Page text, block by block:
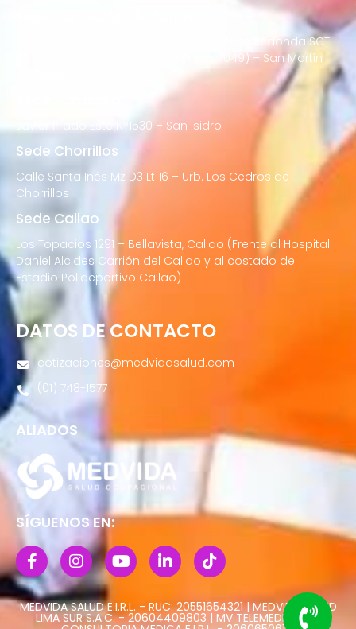
Av. Francisco Bolognesi Nro. 101 Urb. Mesa Redonda SCT
02 (Esquina con Av. Gerardo Unger 7049) – San Martin
Javier Prado Este N°1530 – San Isidro
Sede Chorrillos
Calle Santa Inés Mz D3 Lt 16 – Urb. Los Cedros de
Chorrillos
Sede Callao
Los Topacios 1291 – Bellavista, Callao (Frente al Hospital
Daniel Alcides Carrión del Callao y al costado del
Estadio Polideportivo Callao)
DATOS DE CONTACTO
cotizaciones@medvidasalud.com
(01) 748-1577
ALIADOS
SÍGUENOS EN:
MEDVIDA SALUD E.I.R.L. - RUC: 20551654321 | MEDVIDA SALUD
LIMA SUR S.A.C. - 20604409803 | MV TELEMEDICINA Y